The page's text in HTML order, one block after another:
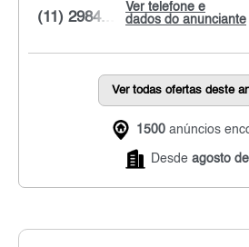
Ver telefone e
dados do anunciante
(11) 2984...
Ver todas ofertas deste
1500 anúncios
Desde agosto